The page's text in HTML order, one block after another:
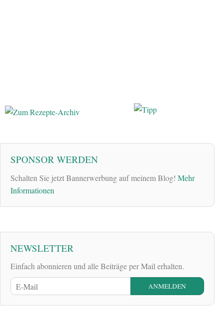
SPONSOR WERDEN
Schalten Sie jetzt Bannerwerbung auf meinem Blog! Mehr
Informationen
NEWSLETTER
Einfach abonnieren und alle Beiträge per Mail erhalten.